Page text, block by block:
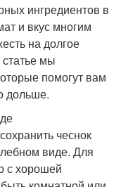
ингредиентов в
и вкус многим
на долгое
мы
помогут вам
дольше.
чеснок
виде. Для
с хорошей